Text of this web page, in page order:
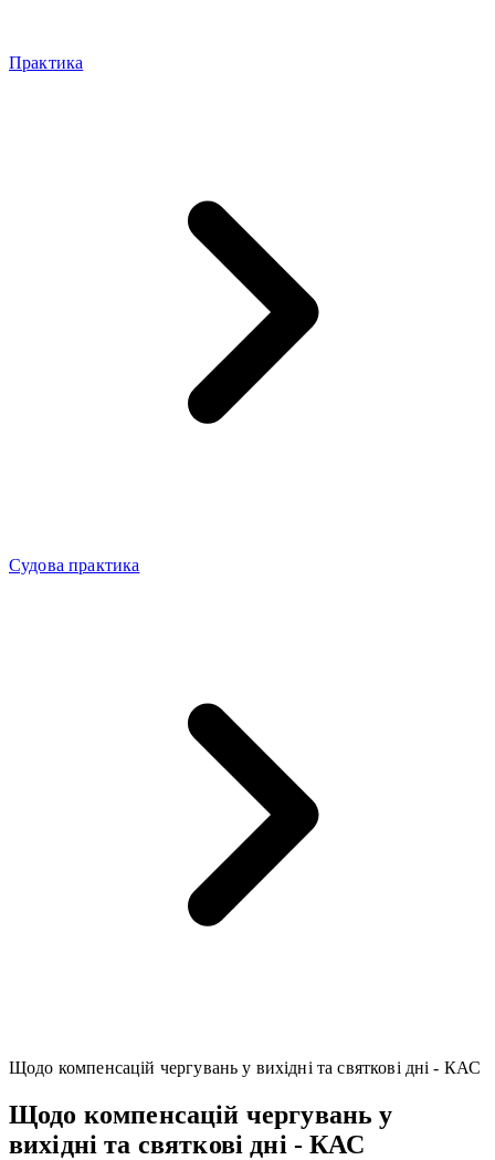
Практика
Судова практика
Щодо компенсацій чергувань у вихідні та святкові дні - КАС
Щодо компенсацій чергувань у
вихідні та святкові дні - КАС